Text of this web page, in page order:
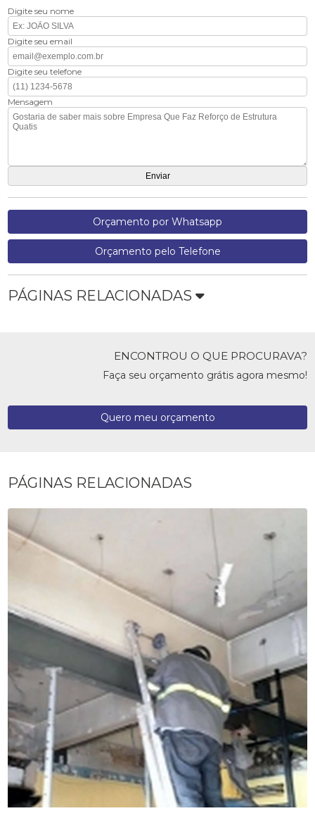
Digite seu nome
Digite seu email
Digite seu telefone
Mensagem
Orçamento por Whatsapp
Orçamento pelo Telefone
PÁGINAS RELACIONADAS
ENCONTROU O QUE PROCURAVA?
Faça seu orçamento grátis agora mesmo!
Quero meu orçamento
PÁGINAS RELACIONADAS